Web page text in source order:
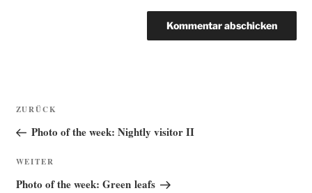
Beitragsnavigation
Vorheriger
Beitrag
ZURÜCK
Photo of the week: Nightly visitor II
Nächster
Beitrag
WEITER
Photo of the week: Green leafs